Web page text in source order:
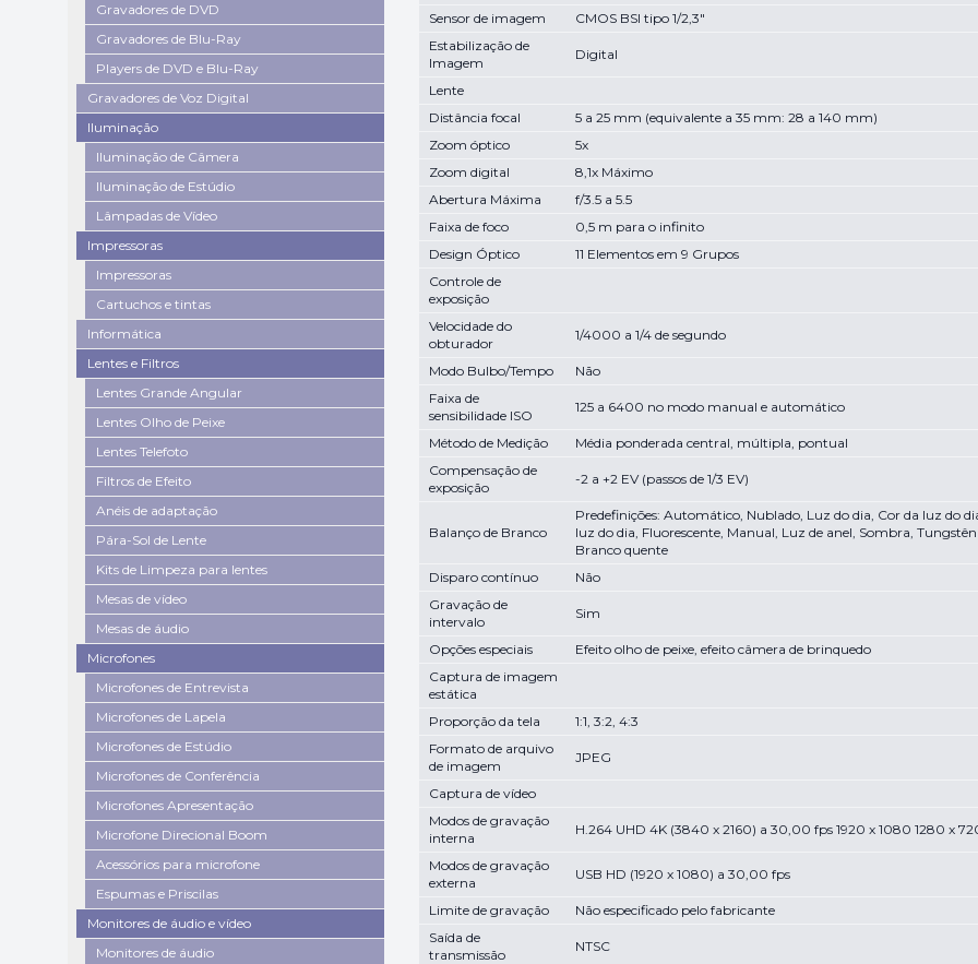
Gravadores de DVD
Gravadores de Blu-Ray
Players de DVD e Blu-Ray
Gravadores de Voz Digital
Iluminação
Iluminação de Câmera
Iluminação de Estúdio
Lâmpadas de Vídeo
Impressoras
Impressoras
Cartuchos e tintas
Informática
Lentes e Filtros
Lentes Grande Angular
Lentes Olho de Peixe
Lentes Telefoto
Filtros de Efeito
Anéis de adaptação
Pára-Sol de Lente
Kits de Limpeza para lentes
Mesas de vídeo
Mesas de áudio
Microfones
Microfones de Entrevista
Microfones de Lapela
Microfones de Estúdio
Microfones de Conferência
Microfones Apresentação
Microfone Direcional Boom
Acessórios para microfone
Espumas e Priscilas
Monitores de áudio e vídeo
Monitores de áudio
Sensor de imagem
CMOS BSI tipo 1/2,3"
Estabilização de
Imagem
Digital
Lente
Distância focal
5 a 25 mm (equivalente a 35 mm: 28 a 140 mm)
Zoom óptico
5x
Zoom digital
8,1x Máximo
Abertura Máxima
f/3.5 a 5.5
Faixa de foco
0,5 m para o infinito
Design Óptico
11 Elementos em 9 Grupos
Controle de
exposição
Velocidade do
obturador
1/4000 a 1/4 de segundo
Modo Bulbo/Tempo
Não
Faixa de
sensibilidade ISO
125 a 6400 no modo manual e automático
Método de Medição
Média ponderada central, múltipla, pontual
Compensação de
exposição
-2 a +2 EV (passos de 1/3 EV)
Balanço de Branco
Predefinições: Automático, Nublado, Luz do dia, Cor da luz do
luz do dia, Fluorescente, Manual, Luz de anel, Sombra,
Branco quente
Disparo contínuo
Não
Gravação de
intervalo
Sim
Opções especiais
Efeito olho de peixe, efeito câmera de brinquedo
Captura de imagem
estática
Proporção da tela
1:1, 3:2, 4:3
Formato de arquivo
de imagem
JPEG
Captura de vídeo
Modos de gravação
interna
H.264 UHD 4K (3840 x 2160) a 30,00 fps 1920 x 1080 1280 x
Modos de gravação
externa
USB HD (1920 x 1080) a 30,00 fps
Limite de gravação
Não especificado pelo fabricante
Saída de
transmissão
NTSC